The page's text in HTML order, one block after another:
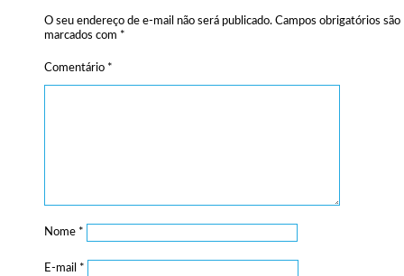
O seu endereço de e-mail não será publicado. Campos obrigatórios são
marcados com *
Comentário *
Nome *
E-mail *